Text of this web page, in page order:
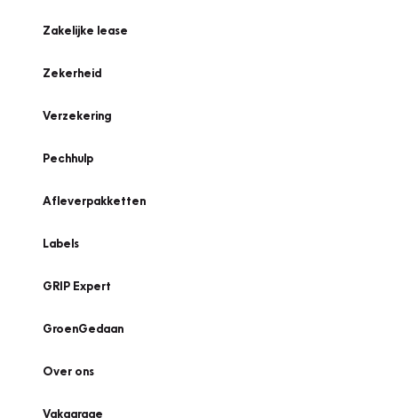
Zakelijke lease
Zekerheid
Verzekering
Pechhulp
Afleverpakketten
Labels
GRIP Expert
GroenGedaan
Over ons
Vakgarage